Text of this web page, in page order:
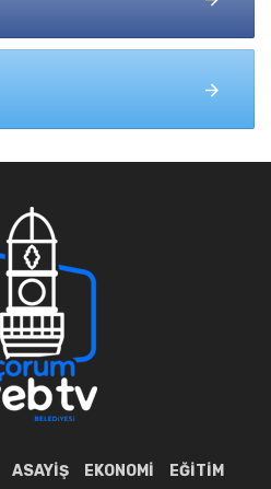
ASAYIŞ EKONOMI EĞITIM